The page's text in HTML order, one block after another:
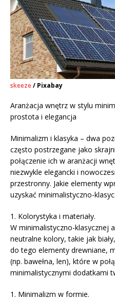
skeeze/ Pixabay
Aranżacja wnętrz w stylu
prostota i elegancja
Minimalizm i klasyka – dwa
często postrzegane jako
połączenie ich w aranżacji
niezwykle elegancki i
przestronny. Jakie elementy
uzyskać minimalistyczno-
1. Kolorystyka i materiały.
W minimalistyczno-klasycznej
neutralne kolory, takie jak
do tego elementy drewniane,
(np. bawełna, len), które w
minimalistycznymi dodatkami
1. Minimalizm w formie.